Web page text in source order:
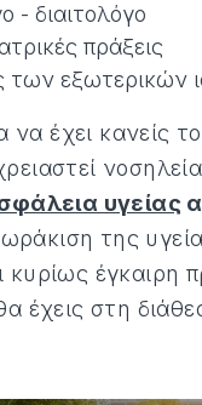
- διαιτολόγο
πράξεις
των εξωτερικών
να έχει κανείς
υγείας
της
έγκαιρη
έχεις στη